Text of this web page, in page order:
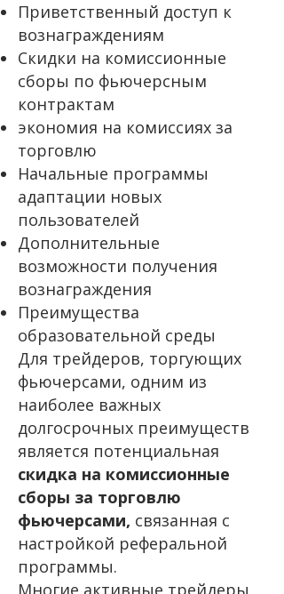
Приветственный доступ к
вознаграждениям
Скидки на комиссионные
сборы по фьючерсным
контрактам
экономия на комиссиях за
торговлю
Начальные программы
адаптации новых
пользователей
Дополнительные
возможности получения
вознаграждения
Преимущества
образовательной среды
Для трейдеров, торгующих
фьючерсами, одним из
наиболее важных
долгосрочных преимуществ
является потенциальная
скидка на комиссионные
сборы за торговлю
фьючерсами, связанная с
настройкой реферальной
программы.
Многие активные трейдеры